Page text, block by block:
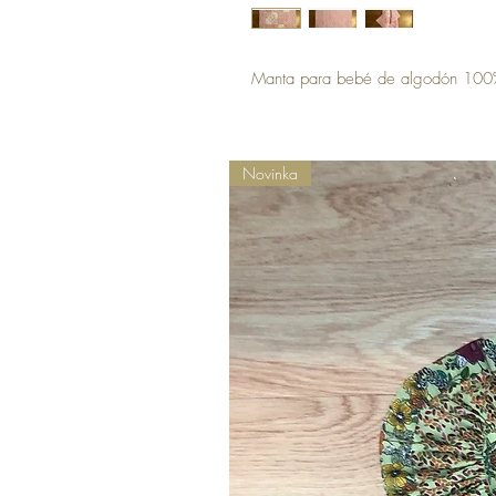
Manta para bebé de algodón
Novinka